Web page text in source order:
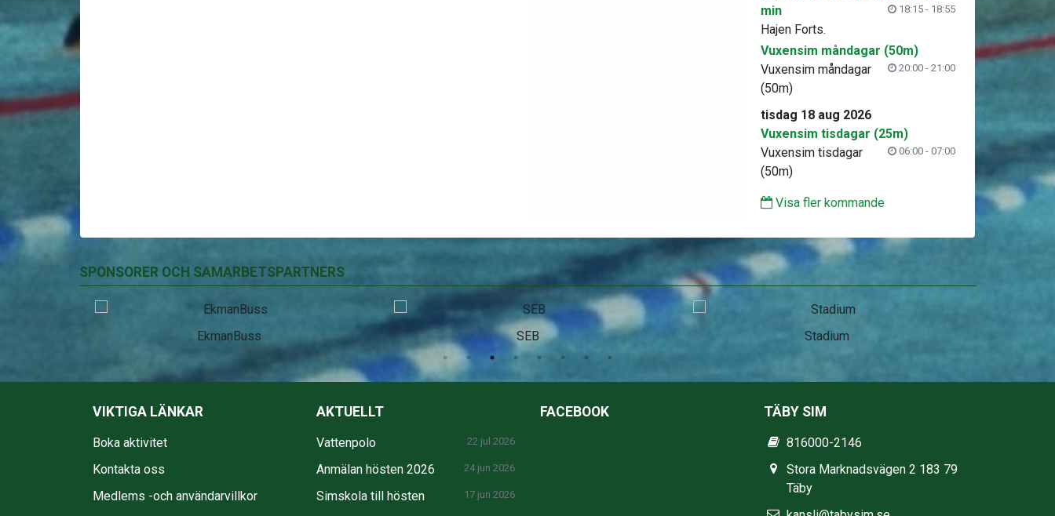
min
18:15 - 18:55
Hajen Forts.
Vuxensim måndagar (50m)
20:00 - 21:00
Vuxensim måndagar
(50m)
tisdag 18 aug 2026
Vuxensim tisdagar (25m)
06:00 - 07:00
Vuxensim tisdagar
(50m)
Visa fler kommande
SPONSORER OCH SAMARBETSPARTNERS
EkmanBuss SEB Stadium
VIKTIGA LÄNKAR
Boka aktivitet
Kontakta oss
Medlems -och användarvillkor
AKTUELLT
Vattenpolo 22 jul 2026
Anmälan hösten 2026 24 jun 2026
Simskola till hösten 17 jun 2026
FACEBOOK TÄBY SIM
816000-2146
Stora Marknadsvägen 2 183 79
Täby